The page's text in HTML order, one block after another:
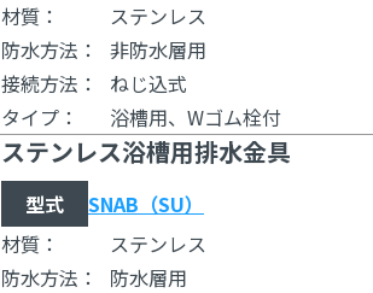
材質：
ステンレス
防水方法：
非防水層用
接続方法：
ねじ込式
タイプ：
浴槽用、Wゴム栓付
ステンレス浴槽用排水金具
型式
SNAB（SU）
材質：
ステンレス
防水方法：
防水層用